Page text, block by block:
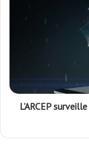
L’ARCEP